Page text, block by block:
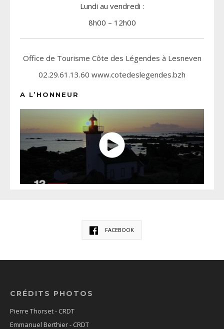
Lundi au vendredi :
8h00 – 12h00
Office de Tourisme Côte des Légendes à Lesneven
02.29.61.13.60 www.cotedeslegendes.bzh
A L’HONNEUR
FACEBOOK
CRÉDITS PHOTOS
Pierre Thorset - CRDT
Emmanuel Berthier - CRDT